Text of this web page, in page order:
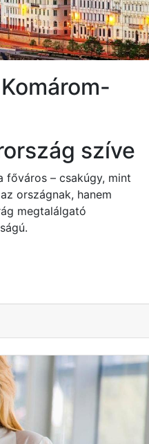
szíve
főváros – csakúgy, mint
országnak, hanem
megtalálgató